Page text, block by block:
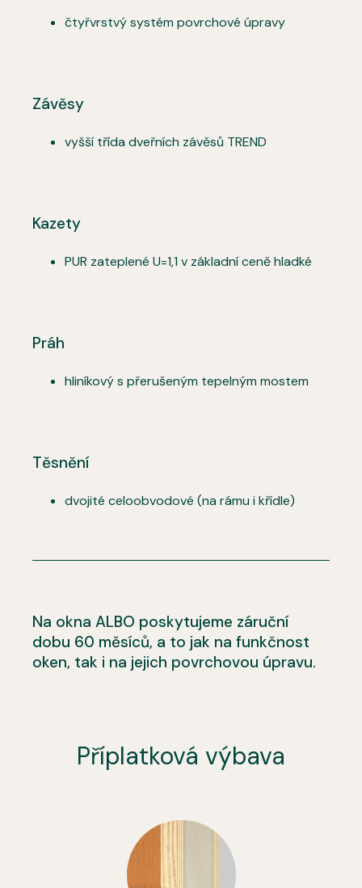
čtyřvrstvý systém povrchové úpravy
Závěsy
vyšší třída dveřních závěsů TREND
Kazety
PUR zateplené U=1,1 v základní ceně hladké
Práh
hliníkový s přerušeným tepelným mostem
Těsnění
dvojité celoobvodové (na rámu i křídle)
Na okna ALBO poskytujeme záruční
dobu 60 měsíců, a to jak na funkčnost
oken, tak i na jejich povrchovou úpravu.
Příplatková výbava